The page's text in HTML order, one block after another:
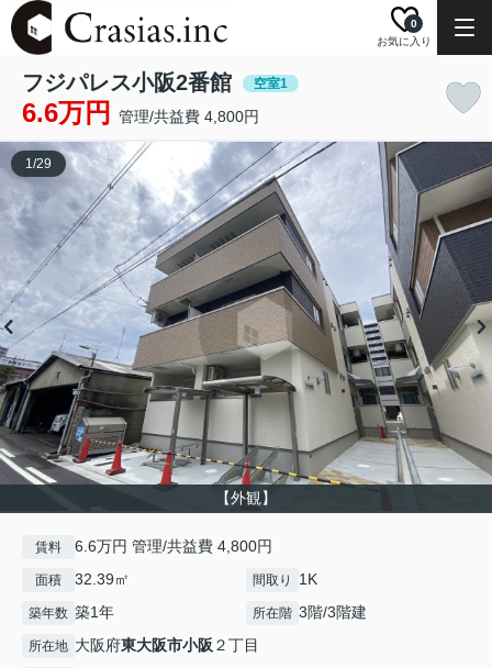
お気に入り
0
フジパレス小阪2番館 空室1
6.6万円 管理/共益費 4,800円
【外観】
1/29
賃料 6.6万円 管理/共益費 4,800円
面積 32.39㎡ 間取り 1K
築年数 築1年 所在階 3階/3階建
所在地 大阪府東大阪市小阪 ２丁目